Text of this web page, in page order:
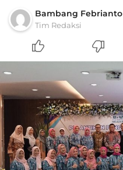
Bambang Febrianto
Tim Redaksi